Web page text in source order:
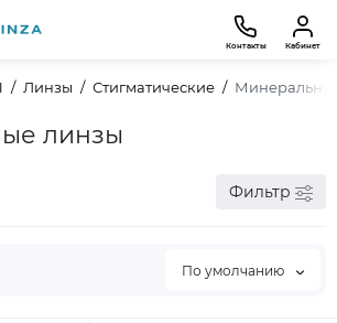
Контакты Кабинет
Линзы Стигматические
линзы
Фильтр
По умолчанию